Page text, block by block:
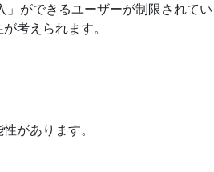
ができるユーザーが制限されてい
考えられます。
があります。